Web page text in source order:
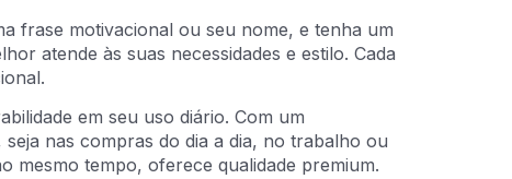
frase motivacional ou seu nome, e tenha um
atende às suas necessidades e estilo. Cada
em seu uso diário. Com um
nas compras do dia a dia, no trabalho ou
mesmo tempo, oferece qualidade premium.